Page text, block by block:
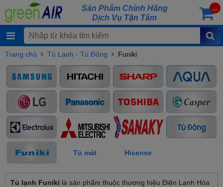
Sản Phẩm Chính Hãng
Dịch Vụ Tận Tâm
...
Trang chủ Tủ Lạnh - Tủ Đông Funiki
Tủ mát Hisense
Tủ lạnh Funiki là sản phẩm thuộc thương hiệu Điện Lạnh Hòa